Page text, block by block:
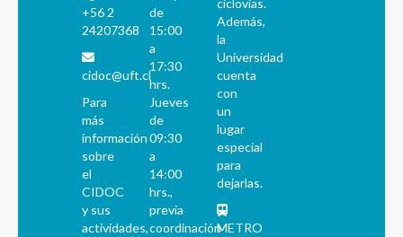
+56 2
24207368
cidoc@uft.cl
Para
más
información
sobre
el
CIDOC
y sus
actividades,
de
15:00
a
17:30
hrs.
Jueves
de
09:30
a
14:00
hrs.,
previa
coordinación
ciclovías.
Además,
la
Universidad
cuenta
con
un
lugar
especial
para
dejarlas.
METRO